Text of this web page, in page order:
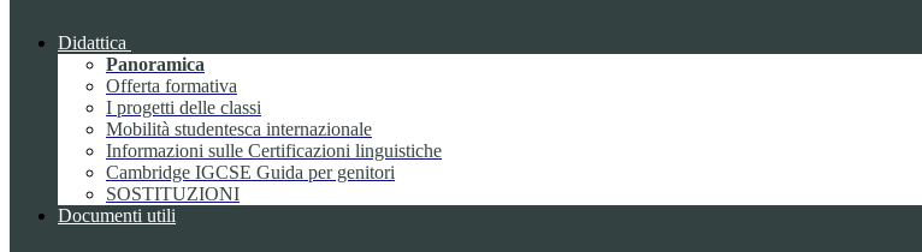
Didattica
Panoramica
Offerta formativa
I progetti delle classi
Mobilità studentesca internazionale
Informazioni sulle Certificazioni linguistiche
Cambridge IGCSE Guida per genitori
SOSTITUZIONI
Documenti utili